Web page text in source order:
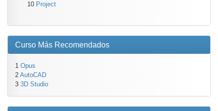
10 Project
Curso Más Recomendados
1 Opus
2 AutoCAD
3 3D Studio